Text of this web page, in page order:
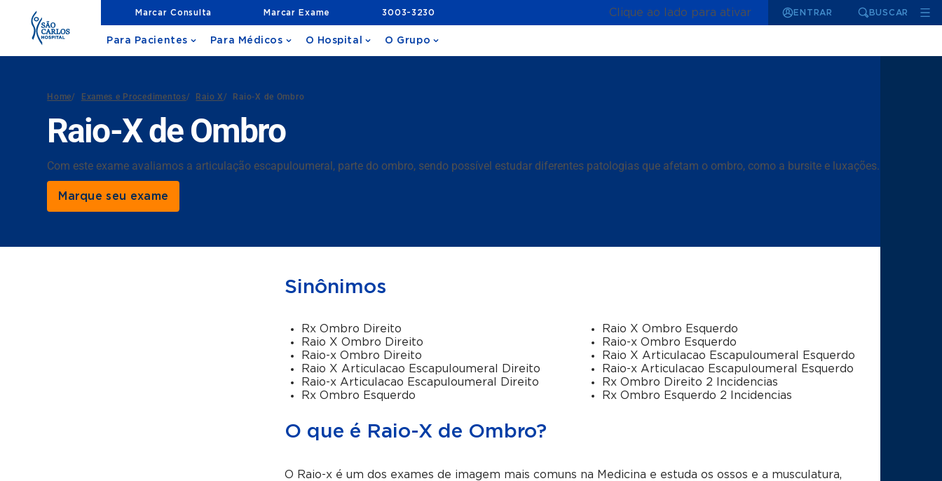
Marcar Consulta Marcar Exame 3003-3230 Clique ao lado para ativar ENTRAR BUSCAR
Para Pacientes Para Médicos O Hospital O Grupo
Home/ Exames e Procedimentos/ Raio X/ Raio-X de Ombro
Raio-X de Ombro
Com este exame avaliamos a articulação escapuloumeral, parte do ombro, sendo possível estudar diferentes patologias que afetam o ombro, como a bursite e luxações.
Marque seu exame
Sinônimos
Rx Ombro Direito
Raio X Ombro Direito
Raio-x Ombro Direito
Raio X Articulacao Escapuloumeral Direito
Raio-x Articulacao Escapuloumeral Direito
Rx Ombro Esquerdo
Raio X Ombro Esquerdo
Raio-x Ombro Esquerdo
Raio X Articulacao Escapuloumeral Esquerdo
Raio-x Articulacao Escapuloumeral Esquerdo
Rx Ombro Direito 2 Incidencias
Rx Ombro Esquerdo 2 Incidencias
O que é Raio-X de Ombro?
O Raio-x é um dos exames de imagem mais comuns na Medicina e estuda os ossos e a musculatura,